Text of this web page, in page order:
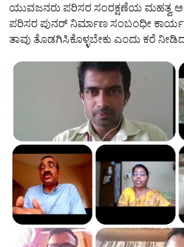
ಯುವಜನರು ಪರಿಸರ ಸಂರಕ್ಷಣೆಯ ಮಹತ್ವ
ಪರಿಸರ ಪುನರ್‌ ನಿರ್ಮಾಣ ಸಂಬಂಧೀ
ತಾವು ತೊಡಗಿಸಿಕೊಳ್ಳಬೇಕು ಎಂದು ಕರೆ